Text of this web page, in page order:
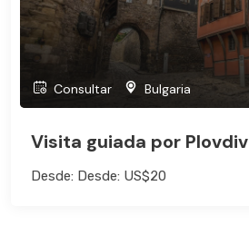
Consultar Bulgaria
Visita guiada por Plovdiv
Desde: Desde: US$20